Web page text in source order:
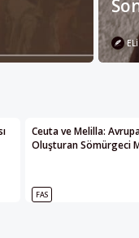
Oluşturan Sömürgeci